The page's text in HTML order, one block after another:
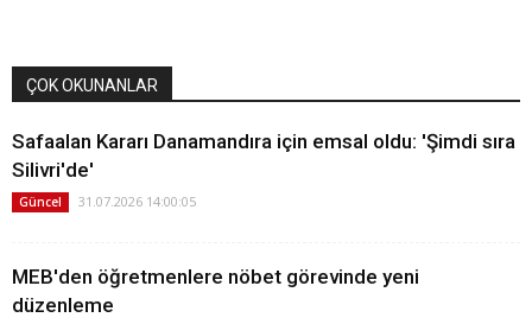
ÇOK OKUNANLAR
Safaalan Kararı Danamandıra için emsal oldu: 'Şimdi sıra
Silivri'de'
Güncel 31.07.2026 14:00:05
MEB'den öğretmenlere nöbet görevinde yeni
düzenleme